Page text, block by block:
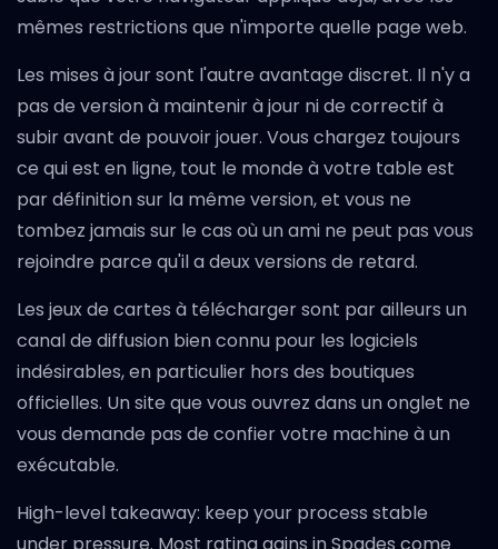
mêmes restrictions que n'importe quelle page web.
Les mises à jour sont l'autre avantage discret. Il n'y a
pas de version à maintenir à jour ni de correctif à
subir avant de pouvoir jouer. Vous chargez toujours
ce qui est en ligne, tout le monde à votre table est
par définition sur la même version, et vous ne
tombez jamais sur le cas où un ami ne peut pas vous
rejoindre parce qu'il a deux versions de retard.
Les jeux de cartes à télécharger sont par ailleurs un
canal de diffusion bien connu pour les logiciels
indésirables, en particulier hors des boutiques
officielles. Un site que vous ouvrez dans un onglet ne
vous demande pas de confier votre machine à un
exécutable.
High-level takeaway: keep your process stable